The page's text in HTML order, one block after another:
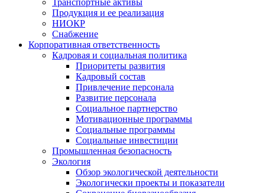
Транспортные активы
Продукция и ее реализация
НИОКР
Снабжение
Корпоративная ответственность
Кадровая и социальная политика
Приоритеты развития
Кадровый состав
Привлечение персонала
Развитие персонала
Социальное партнерство
Мотивационные программы
Социальные программы
Социальные инвестиции
Промышленная безопасность
Экология
Обзор экологической деятельности
Экологически проекты и показатели